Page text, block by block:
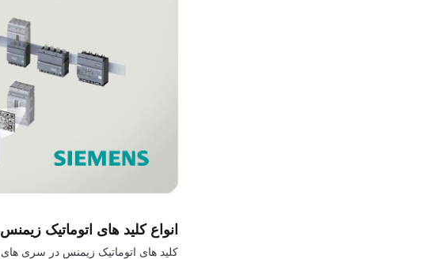
انواع کلید های اتوماتیک زیمنس